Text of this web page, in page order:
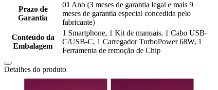
Prazo de
Garantia
01 Ano (3 meses de garantia legal e mais 9
meses de garantia especial concedida pelo
fabricante)
Conteúdo da
Embalagem
1 Smartphone, 1 Kit de manuais, 1 Cabo USB-
C/USB-C, 1 Carregador TurboPower 68W, 1
Ferramenta de remoção de Chip
Detalhes do produto